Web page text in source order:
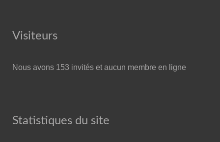
Visiteurs
Nous avons 153 invités et aucun membre en ligne
Statistiques du site